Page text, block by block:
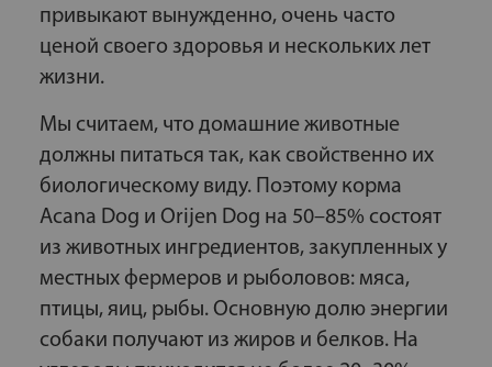
привыкают вынужденно, очень часто
ценой своего здоровья и нескольких лет
жизни.
Мы считаем, что домашние животные
должны питаться так, как свойственно их
биологическому виду. Поэтому корма
Acana Dog и Orijen Dog на 50–85% состоят
из животных ингредиентов, закупленных у
местных фермеров и рыболовов: мяса,
птицы, яиц, рыбы. Основную долю энергии
собаки получают из жиров и белков. На